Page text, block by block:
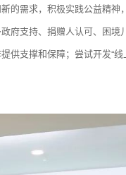
的需求，积极实践公益精
府支持、捐赠人认可、困境
供支撑和保障；尝试开发“